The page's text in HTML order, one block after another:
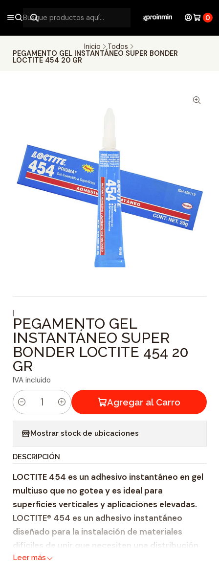
0
Inicio
Todos
PEGAMENTO GEL INSTANTÁNEO SUPER BONDER
LOCTITE 454 20 GR
|
PEGAMENTO GEL
INSTANTÁNEO SUPER
BONDER LOCTITE 454 20
GR
IVA incluido
C
i
d
a
d
Agregar al Carro
Mostrar stock de ubicaciones
DESCRIPCIÓN
LOCTITE 454 es un adhesivo instantáneo en gel
multiuso que no gotea y es ideal para
superficies verticales y aplicaciones elevadas.
LOCTITE® 454 es un adhesivo instantáneo
diseñado para la instalación de materiales
difíciles de unir que necesiten una distribución
Leer más